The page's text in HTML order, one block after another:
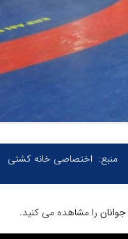
منبع: اختصاصی خانه کشتی
را مشاهده می کنید.